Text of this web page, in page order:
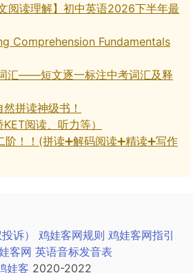
文阅读理解】初中英语2026下半年最
Comprehension Fundamentals
汇——短文逐一标注中考词汇及释
拼读神级书！
阅读、听力等）
！！(拼读➕解码阅读➕精读➕写作
诉） 鸡娃客网规则 鸡娃客网指引
客网 英语音标发音表
娃客 2020-2022